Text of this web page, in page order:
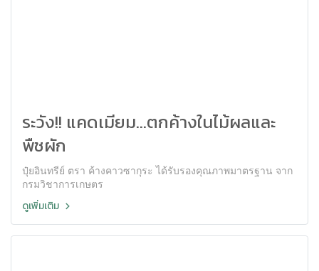
ระวัง!! แคดเมียม...ตกค้างในไม้ผลและ
พืชผัก
ปุ๋ยอินทรีย์ ตรา ค้างคาวซากุระ ได้รับรองคุณภาพมาตรฐาน จาก
กรมวิชาการเกษตร
ดูเพิ่มเติม